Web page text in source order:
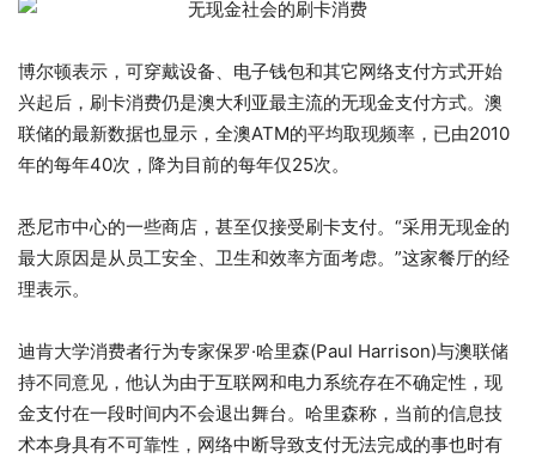
博尔顿表示， 可穿戴设备、电子钱包和其它网络支付方式开始
兴起后，刷卡消费仍是澳大利亚最主流的无现金支付方式。澳
联储的最新数据也显示，全澳ATM的平均取现频率，已由2010
年的每年40次，降为目前的每年仅25次。
悉尼市中心的一些商店，甚至仅接受刷卡支付。“采用无现金的
最大原因是从员工安全、卫生和效率方面考虑。”这家餐厅的经
理表示。
迪肯大学消费者行为专家保罗·哈里森(Paul Harrison)与澳联储
持不同意见，他认为由于互联网和电力系统存在不确定性，现
金支付在一段时间内不会退出舞台。哈里森称，当前的信息技
术本身具有不可靠性，网络中断导致支付无法完成的事也时有